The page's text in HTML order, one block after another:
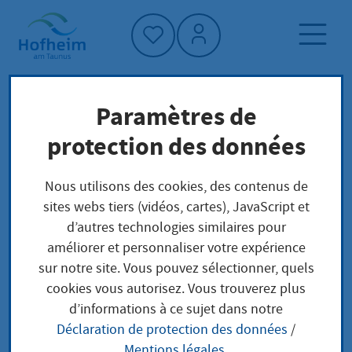
Accueil"
Page d'accueil
Trouver un service
Préoccupations locales
Baugenehmigung: Genehmigungsfreie
Baumaßnahmen
Baugenehmigung:
Genehmigungsfreie
Paramètres de
protection des données
Nous utilisons des cookies, des contenus de
sites webs tiers (vidéos, cartes), JavaScript et
d’autres technologies similaires pour
améliorer et personnaliser votre expérience
sur notre site. Vous pouvez sélectionner, quels
cookies vous autorisez. Vous trouverez plus
d’informations à ce sujet dans notre
Déclaration de protection des données /